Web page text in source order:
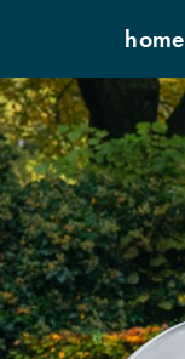
home